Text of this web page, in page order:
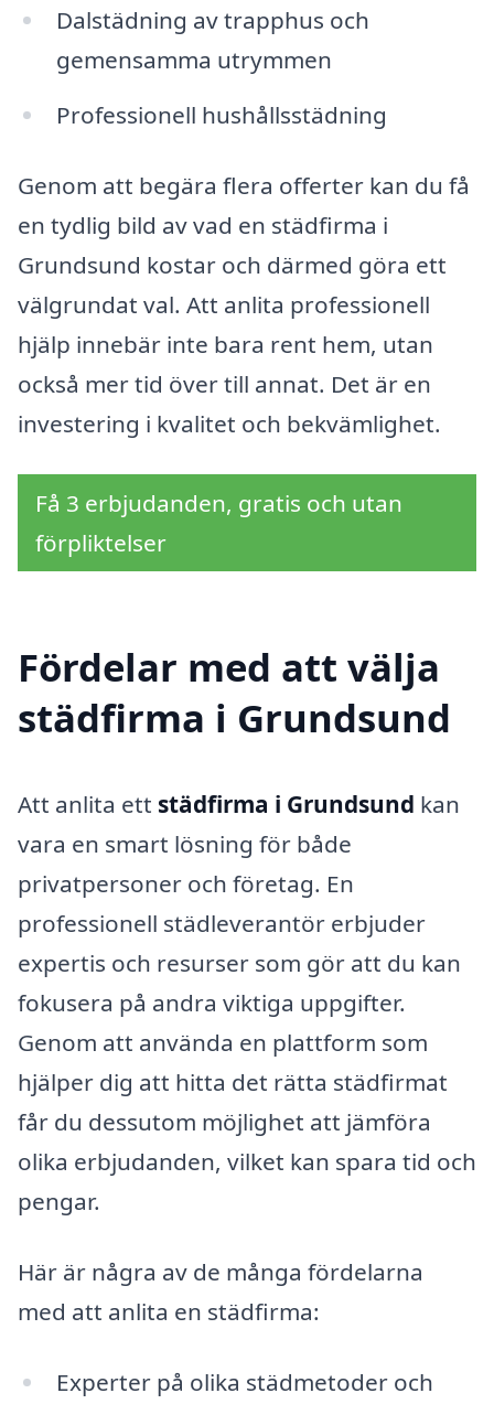
Dalstädning av trapphus och
gemensamma utrymmen
Professionell hushållsstädning
Genom att begära flera offerter kan du få
en tydlig bild av vad en städfirma i
Grundsund kostar och därmed göra ett
välgrundat val. Att anlita professionell
hjälp innebär inte bara rent hem, utan
också mer tid över till annat. Det är en
investering i kvalitet och bekvämlighet.
Få 3 erbjudanden, gratis och utan
förpliktelser
Fördelar med att välja
städfirma i Grundsund
Att anlita ett städfirma i Grundsund kan
vara en smart lösning för både
privatpersoner och företag. En
professionell städleverantör erbjuder
expertis och resurser som gör att du kan
fokusera på andra viktiga uppgifter.
Genom att använda en plattform som
hjälper dig att hitta det rätta städfirmat
får du dessutom möjlighet att jämföra
olika erbjudanden, vilket kan spara tid och
pengar.
Här är några av de många fördelarna
med att anlita en städfirma:
Experter på olika städmetoder och